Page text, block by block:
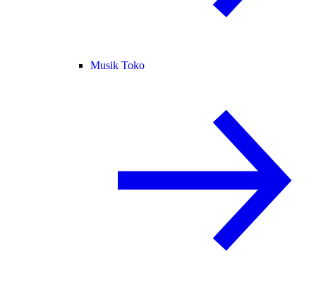
Musik Toko